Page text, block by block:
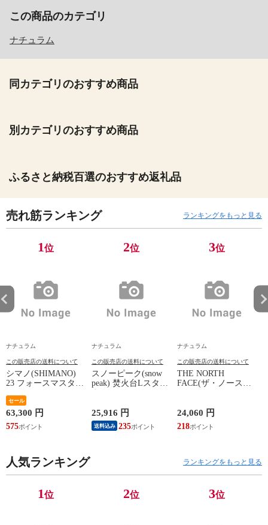
この商品のカテゴリ
ナチュラム
同カテゴリのおすすめ商品
別カテゴリのおすすめ商品
ふるさと納税百選のおすすめ返礼品
売れ筋ランキング ランキングをもっと見る
1位
ナチュラム
この販売店の送料について
シマノ(SHIMANO)
23 フォースマスター
セール
63,300 円
575
2位
ナチュラム
この販売店の送料について
スノーピーク(snow
peak) 焚火台Lスター
25,916 円
送料込み 235
3位
ナチュラム
この販売店の送料について
THE NORTH
FACE(ザ・ノース・
ク(K) M
24,060 円
218
人気ランキング ランキングをもっと見る
1位 2位 3位